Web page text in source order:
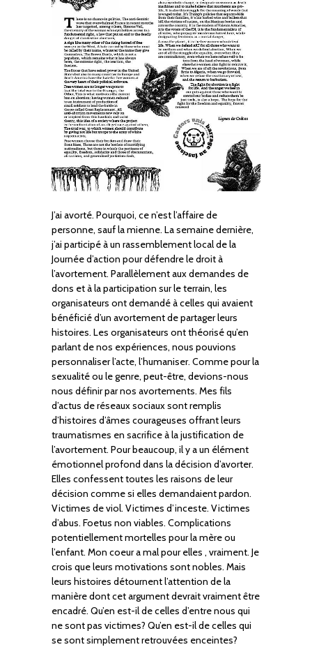
J’ai avorté. Pourquoi, ce n’est l’affaire de
personne, sauf la mienne. La semaine dernière,
j’ai participé à un rassemblement local de la
Journée d’action pour défendre le droit à
l’avortement. Parallèlement aux demandes de
dons et à la participation sur le terrain, les
organisateurs ont demandé à celles qui avaient
bénéficié d’un avortement de partager leurs
histoires. Les organisateurs ont théorisé qu’en
parlant de nos expériences, nous pouvions
personnaliser l’acte, l’humaniser. Comme pour la
sexualité ou le genre, peut-être, devions-nous
nous définir par nos avortements. Mes fils
d’actus de réseaux sociaux sont remplis
d’histoires d’âmes courageuses offrant leurs
traumatismes en sacrifice à la justification de
l’avortement. Pour beaucoup, il y a un élément
émotionnel profond dans la décision d’avorter.
Elles confessent toutes les raisons de leur
décision comme si elles demandaient pardon.
Victimes de viol. Victimes d’inceste. Victimes
d’abus. Foetus non viables. Complications
potentiellement mortelles pour la mère ou
l’enfant. Mon coeur a mal pour elles , vraiment. Je
crois que leurs motivations sont nobles. Mais
leurs histoires détournent l’attention de la
manière dont cet argument devrait vraiment être
encadré. Qu’en est-il de celles d’entre nous qui
ne sont pas victimes? Qu’en est-il de celles qui
se sont simplement retrouvées enceintes?